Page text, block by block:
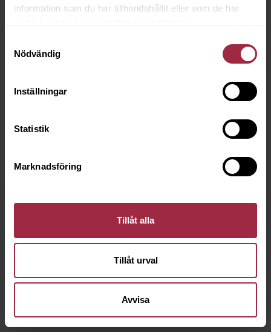
information som du har tillhandahållit eller som de har
Nödvändig
Inställningar
Statistik
Marknadsföring
Tillåt alla
Tillåt urval
Avvisa